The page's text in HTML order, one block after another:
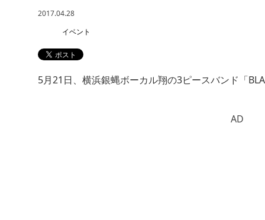
2017.04.28
イベント
5月21日、横浜銀蝿ボーカル翔の3ピースバンド「
AD